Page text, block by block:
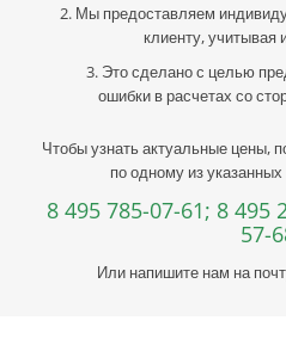
2. Мы предоставляем
клиенту, учитывая
3. Это сделано с целью
ошибки в расчетах со
Чтобы узнать актуальные цены,
по одному из
8 495 785-07-61; 8 495
57-
Или напишите нам на